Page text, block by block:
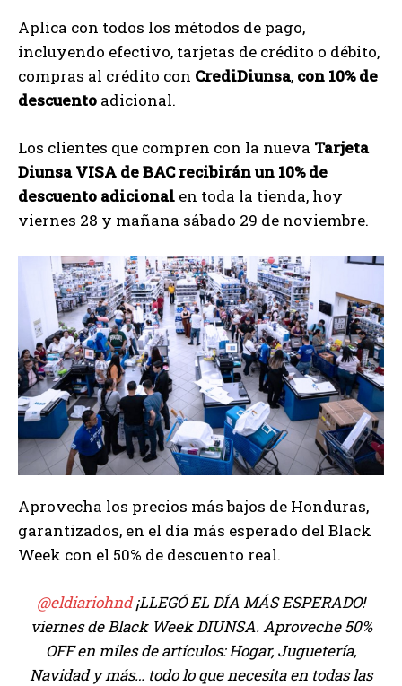
Aplica con todos los métodos de pago,
incluyendo efectivo, tarjetas de crédito o débito,
compras al crédito con CrediDiunsa, con 10% de
descuento adicional.
Los clientes que compren con la nueva Tarjeta
Diunsa VISA de BAC recibirán un 10% de
descuento adicional en toda la tienda, hoy
viernes 28 y mañana sábado 29 de noviembre.
Aprovecha los precios más bajos de Honduras,
garantizados, en el día más esperado del Black
Week con el 50% de descuento real.
@eldiariohnd¡LLEGÓ EL DÍA MÁS ESPERADO!
viernes de Black Week DIUNSA. Aproveche 50%
OFF en miles de artículos: Hogar, Juguetería,
Navidad y más… todo lo que necesita en todas las